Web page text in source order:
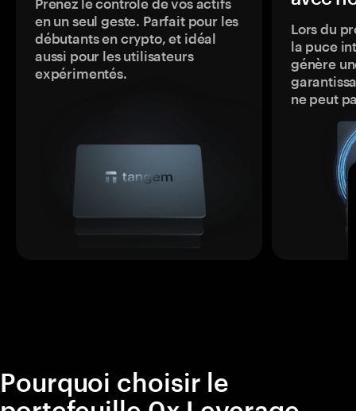
Prenez le contrôle de vos actifs
en un seul geste. Parfait pour les
débutants en crypto, et idéal
aussi pour les utilisateurs
expérimentés.
Lors du
la puce
génère
ne peut
Pourquoi choisir le